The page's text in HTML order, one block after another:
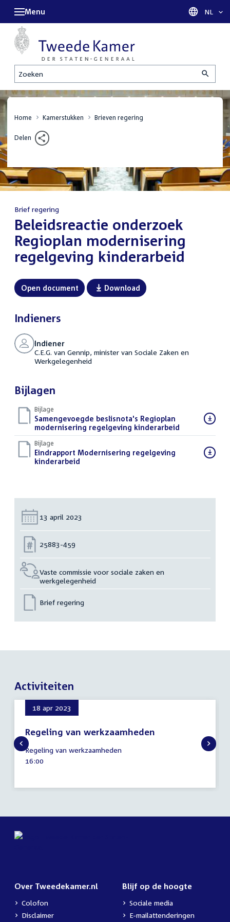
Zoeken
Menu Taal
NL
Home Kamerstukken Brieven regering
Delen
Brief regering
:Beleidsreactie onderzoek
Regioplan modernisering
regelgeving kinderarbeid
Open document Download
Indieners
Indiener
C.E.G. van Gennip, minister van Sociale Zaken en
Werkgelegenheid
Bijlagen
Bijlage
Download
bestand:
Samengevoegde beslisnota's Regioplan
modernisering regelgeving kinderarbeid
Bijlage
Download
bestand:
Eindrapport Modernisering regelgeving
kinderarbeid
Datum:
13 april 2023
Nummer:
25883-459
Vaste commissie voor sociale zaken en
werkgelegenheid
Brief regering
Activiteiten
18 apr 2023
Regeling van werkzaamheden
18
april
2023
Regeling van werkzaamheden
Tijd
16:00
Over Tweedekamer.nl
Colofon
Disclaimer
Blijf op de hoogte
Sociale media
E-mailattenderingen